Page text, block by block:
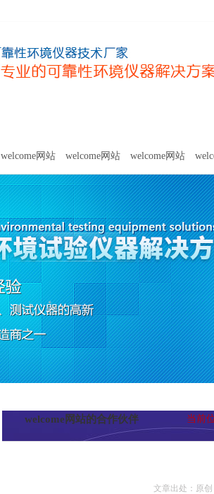
welcome网站 welcome网站 welcome网站
当前
welcome网站的合作伙伴
文章出处：原创